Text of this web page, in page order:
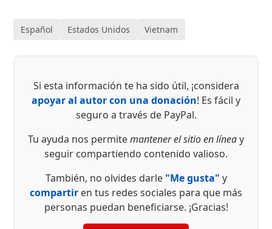
Español Estados Unidos Vietnam
Si esta información te ha sido útil, ¡considera
apoyar al autor con una donación! Es fácil y
seguro a través de PayPal.
Tu ayuda nos permitemantener el sitio en líneay
seguir compartiendo contenido valioso.
También, no olvides darle "Me gusta" y
compartir en tus redes sociales para que más
personas puedan beneficiarse. ¡Gracias!